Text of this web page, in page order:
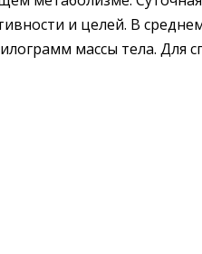
и целей. В
массы тела. Для